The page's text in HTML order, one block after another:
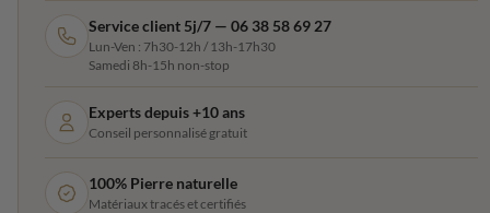
Service client 5j/7 — 06 38 58 69 27
Lun-Ven : 7h30-12h / 13h-17h30
Samedi 8h-15h non-stop
Experts depuis +10 ans
Conseil personnalisé gratuit
100% Pierre naturelle
Matériaux tracés et certifiés